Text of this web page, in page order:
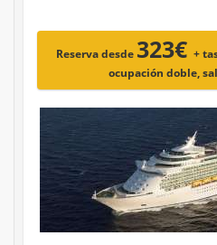
Reserva desde 323€ +
ocupación doble,